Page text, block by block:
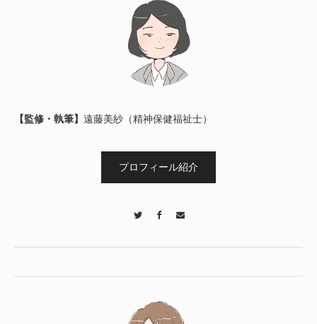
【監修・執筆】 遠藤美紗（精神保健福祉士）
プロフィール紹介
Twitter